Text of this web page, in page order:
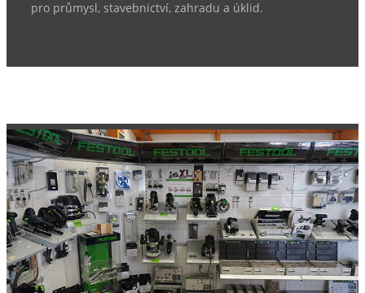
pro průmysl, stavebnictví, zahradu a úklid.